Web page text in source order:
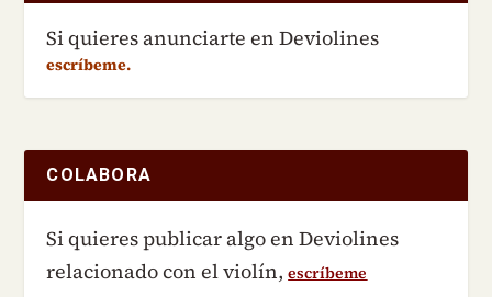
Si quieres anunciarte en Deviolines
escríbeme.
COLABORA
Si quieres publicar algo en Deviolines
relacionado con el violín,escríbeme